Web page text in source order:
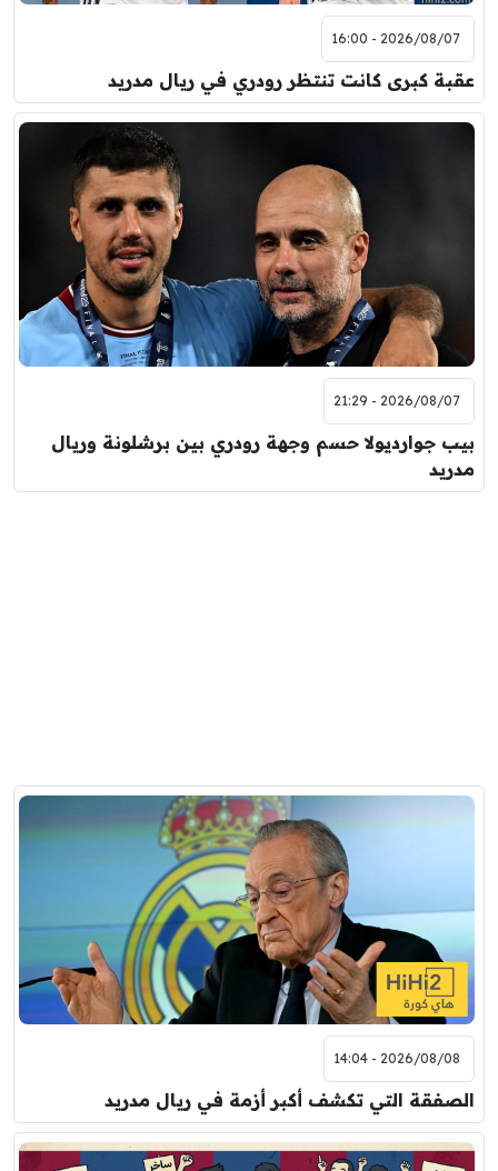
2026/08/07 - 16:00
عقبة كبرى كانت تنتظر رودري في ريال مدريد
2026/08/07 - 21:29
بيب جوارديولا حسم وجهة رودري بين برشلونة وريال
مدريد
2026/08/08 - 14:04
الصفقة التي تكشف أكبر أزمة في ريال مدريد